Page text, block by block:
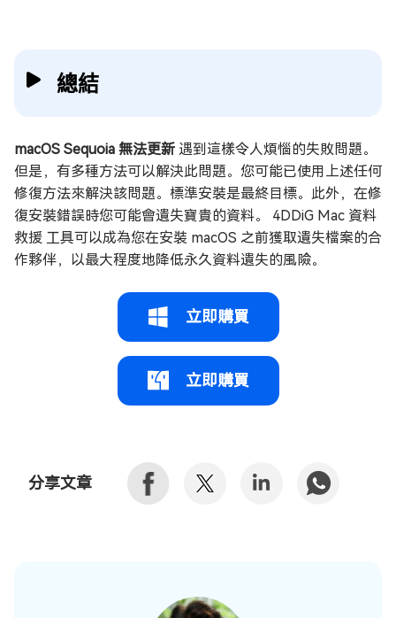
總結
macOS Sequoia 無法更新 遇到這樣令人煩惱的失敗問題。
但是，有多種方法可以解決此問題。您可能已使用上述任何
修復方法來解決該問題。標準安裝是最終目標。此外，在修
復安裝錯誤時您可能會遺失寶貴的資料。 4DDiG Mac 資料
救援 工具可以成為您在安裝 macOS 之前獲取遺失檔案的合
作夥伴，以最大程度地降低永久資料遺失的風險。
立即購買
立即購買
分享文章